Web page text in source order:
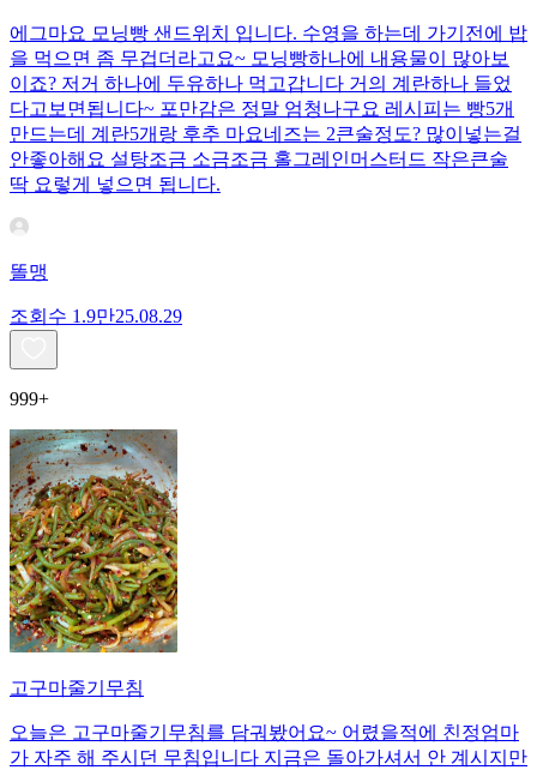
에그마요 모닝빵 샌드위치 입니다. 수영을 하는데 가기전에 밥
을 먹으면 좀 무겁더라고요~ 모닝빵하나에 내용물이 많아보
이죠? 저거 하나에 두유하나 먹고갑니다 거의 계란하나 들었
다고보면됩니다~ 포만감은 정말 엄청나구요 레시피는 빵5개
만드는데 계란5개랑 후추 마요네즈는 2큰술정도? 많이넣는걸
안좋아해요 설탕조금 소금조금 홀그레인머스터드 작은큰술
딱 요렇게 넣으면 됩니다.
똘맹
조회수 1.9만25.08.29
999+
고구마줄기무침
오늘은 고구마줄기무침를 담궈봤어요~ 어렸을적에 친정엄마
가 자주 해 주시던 무침입니다 지금은 돌아가셔서 안 계시지만